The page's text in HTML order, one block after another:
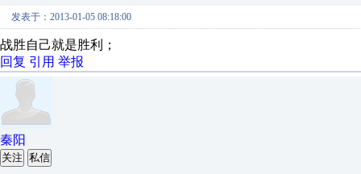
发表于：2013-01-05 08:18:00
战胜自己就是胜利；
回复 引用 举报
秦阳
关注 私信